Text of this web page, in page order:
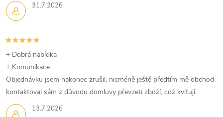
31.7.2026
13.7.2026
+ Dobrá nabídka
+ Komunikace
Objednávku jsem nakonec zrušil, nicméně ještě předtím mě obchod
kontaktoval sám z důvodu domluvy převzetí zboží, což kvituji.